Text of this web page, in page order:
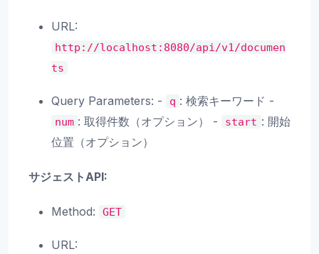
URL:
http://localhost:8080/api/v1/documen
ts
Query Parameters: - q : 検索キーワード -
num : 取得件数（オプション） - start : 開始
位置（オプション）
サジェストAPI:
Method: GET
URL: